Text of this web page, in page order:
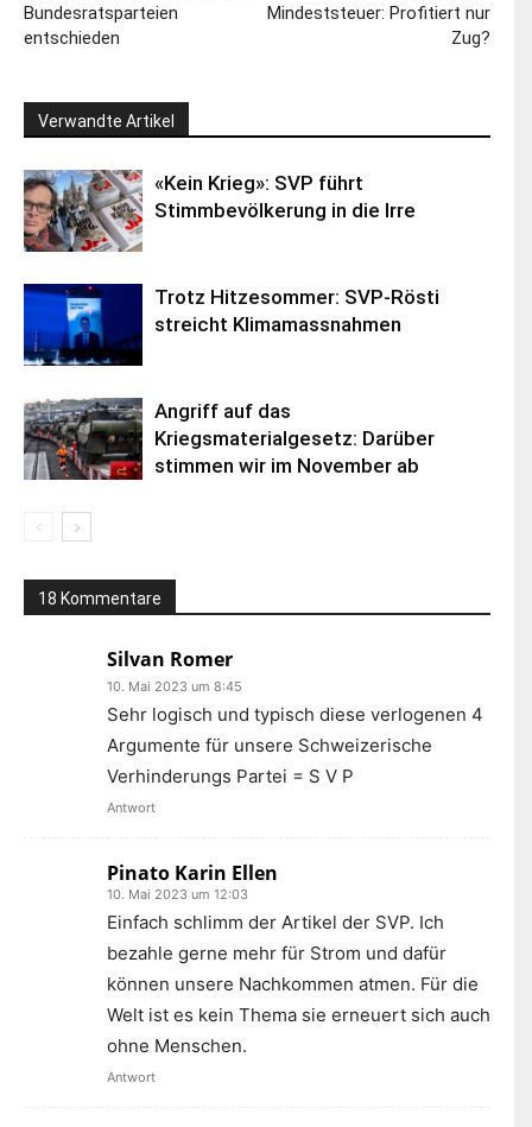
Bundesratsparteien
entschieden
Mindeststeuer: Profitiert nur
Zug?
Verwandte Artikel
«Kein Krieg»: SVP führt
Stimmbevölkerung in die Irre
Trotz Hitzesommer: SVP-Rösti
streicht Klimamassnahmen
Angriff auf das
Kriegsmaterialgesetz: Darüber
stimmen wir im November ab
18 Kommentare
Silvan Romer
10. Mai 2023 um 8:45
Sehr logisch und typisch diese verlogenen 4
Argumente für unsere Schweizerische
Verhinderungs Partei = S V P
Antwort
Pinato Karin Ellen
10. Mai 2023 um 12:03
Einfach schlimm der Artikel der SVP. Ich
bezahle gerne mehr für Strom und dafür
können unsere Nachkommen atmen. Für die
Welt ist es kein Thema sie erneuert sich auch
ohne Menschen.
Antwort